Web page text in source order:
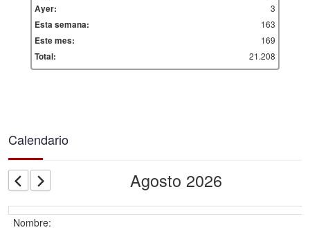
Ayer:
3
Esta semana:
163
Este mes:
169
Total:
21.208
Calendario
Agosto 2026